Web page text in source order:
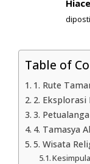
Table of
1. Rute
2.
3.
4. Tamasya
5. Wisata